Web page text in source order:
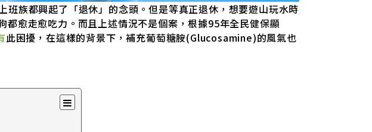
班族都興起了「退休」的念頭。但是等真正退休，想要遊山玩水時
愈走愈吃力。而且上述情況不是個案，根據95年全民健保顯
此困擾，在這樣的背景下，補充葡萄糖胺(Glucosamine)的風氣也